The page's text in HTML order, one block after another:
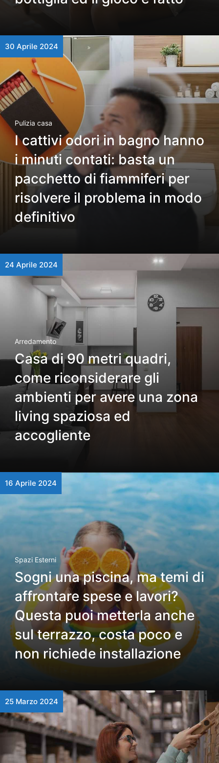
30 Aprile 2024
Pulizia casa
I cattivi odori in bagno hanno
i minuti contati: basta un
pacchetto di fiammiferi per
risolvere il problema in modo
definitivo
24 Aprile 2024
Arredamento
Casa di 90 metri quadri,
come riconsiderare gli
ambienti per avere una zona
living spaziosa ed
accogliente
16 Aprile 2024
Spazi Esterni
Sogni una piscina, ma temi di
affrontare spese e lavori?
Questa puoi metterla anche
sul terrazzo, costa poco e
non richiede installazione
25 Marzo 2024